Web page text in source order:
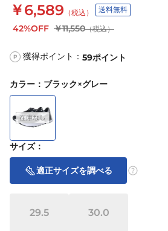
￥6,589 （税込） 送料無料
42%OFF ￥11,550（税込）
P 獲得ポイント： 59ポイント
カラー ： ブラック×グレー
サイズ：
適正サイズを調べる
29.5 30.0